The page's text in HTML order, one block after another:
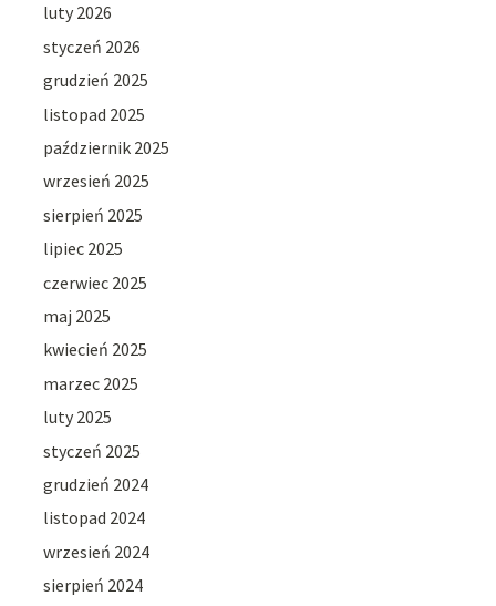
luty 2026
styczeń 2026
grudzień 2025
listopad 2025
październik 2025
wrzesień 2025
sierpień 2025
lipiec 2025
czerwiec 2025
maj 2025
kwiecień 2025
marzec 2025
luty 2025
styczeń 2025
grudzień 2024
listopad 2024
wrzesień 2024
sierpień 2024